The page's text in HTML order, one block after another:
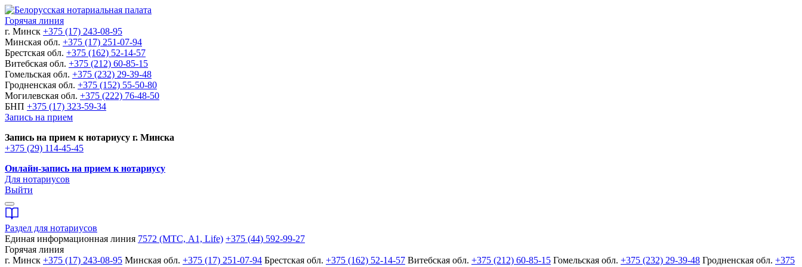
Горячая линия
г. Минск +375 (17) 243-08-95
Минская обл. +375 (17) 251-07-94
Брестская обл. +375 (162) 52-14-57
Витебская обл. +375 (212) 60-85-15
Гомельская обл. +375 (232) 29-39-48
Гродненская обл. +375 (152) 55-50-80
Могилевская обл. +375 (222) 76-48-50
БНП +375 (17) 323-59-34
Запись на прием
Запись на прием к нотариусу г. Минска
+375 (29) 114-45-45
Онлайн-запись на прием к нотариусу
Для нотариусов
Выйти
Раздел для нотариусов
Единая информационная линия 7572 (МТС, A1, Life) +375 (44) 592-99-27
Горячая линия
г. Минск +375 (17) 243-08-95 Минская обл. +375 (17) 251-07-94 Брестская обл. +375 (162) 52-14-57 Витебская обл. +375 (212) 60-85-15 Гомельская обл. +375 (232) 29-39-48 Гродненская обл. +375